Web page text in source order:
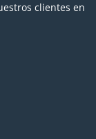
clientes en